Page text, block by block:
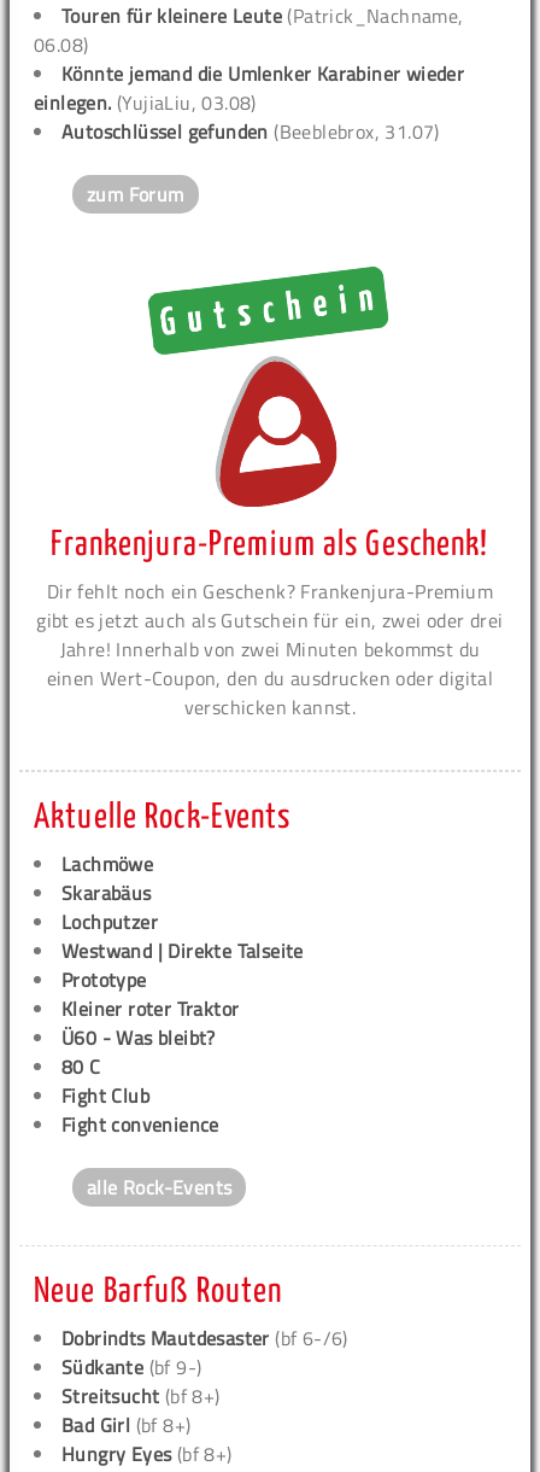
Touren für kleinere Leute (Patrick_Nachname,
06.08)
Könnte jemand die Umlenker Karabiner wieder
einlegen. (YujiaLiu, 03.08)
Autoschlüssel gefunden (Beeblebrox, 31.07)
zum Forum
Frankenjura-Premium als Geschenk!
Dir fehlt noch ein Geschenk? Frankenjura-Premium
gibt es jetzt auch als Gutschein für ein, zwei oder drei
Jahre! Innerhalb von zwei Minuten bekommst du
einen Wert-Coupon, den du ausdrucken oder digital
verschicken kannst.
Aktuelle Rock-Events
Lachmöwe
Skarabäus
Lochputzer
Westwand | Direkte Talseite
Prototype
Kleiner roter Traktor
Ü60 - Was bleibt?
80 C
Fight Club
Fight convenience
alle Rock-Events
Neue Barfuß Routen
Dobrindts Mautdesaster (bf 6-/6)
Südkante (bf 9-)
Streitsucht (bf 8+)
Bad Girl (bf 8+)
Hungry Eyes(bf 8+)